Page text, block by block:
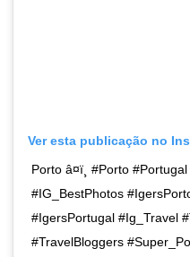
Ver esta publicação no
Porto â¤ï¸ #Porto
#IG_BestPhotos
#IgersPortugal #Ig_Travel
#TravelBloggers